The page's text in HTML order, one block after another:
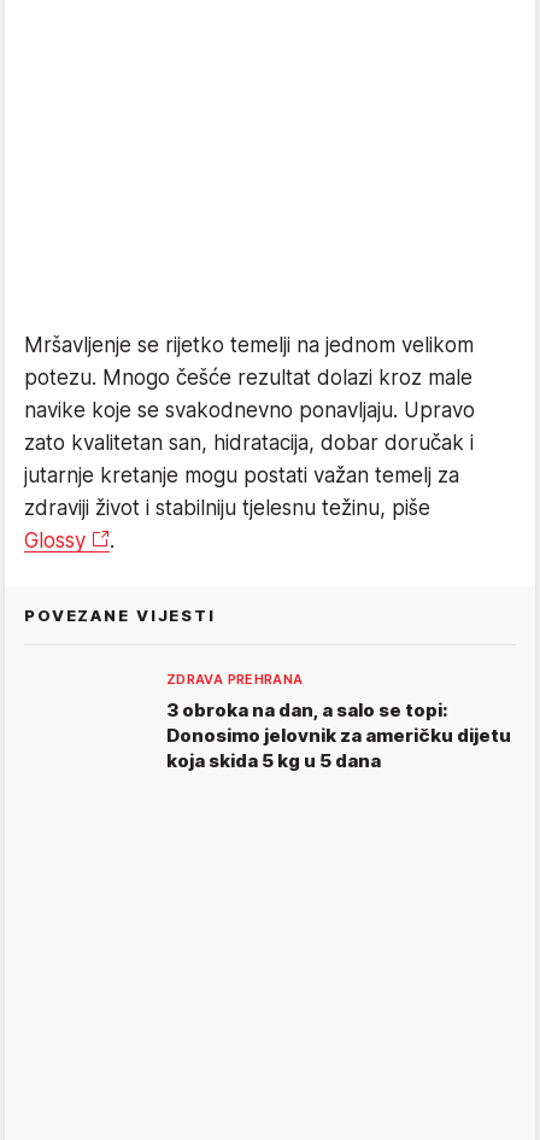
Mršavljenje se rijetko temelji na jednom velikom
potezu. Mnogo češće rezultat dolazi kroz male
navike koje se svakodnevno ponavljaju. Upravo
zato kvalitetan san, hidratacija, dobar doručak i
jutarnje kretanje mogu postati važan temelj za
zdraviji život i stabilniju tjelesnu težinu, piše
Glossy
.
POVEZANE VIJESTI
ZDRAVA PREHRANA
3 obroka na dan, a salo se topi:
Donosimo jelovnik za američku dijetu
koja skida 5 kg u 5 dana